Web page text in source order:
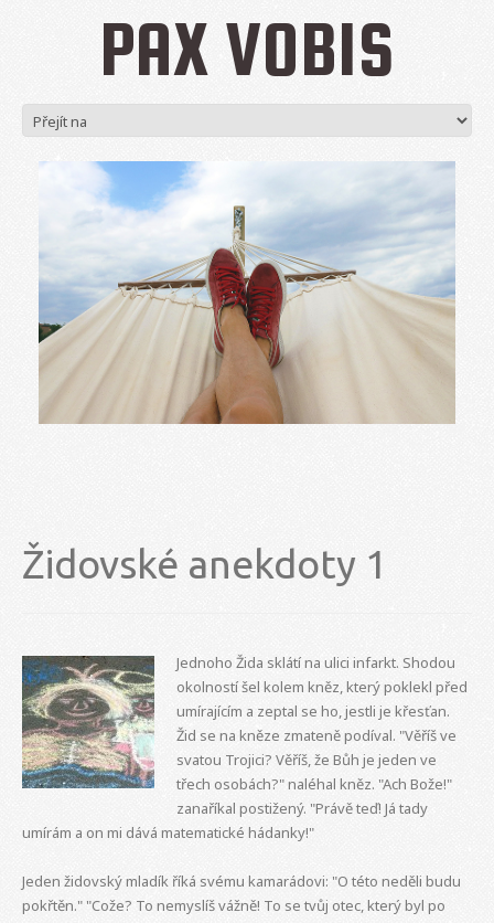
PAX VOBIS
Židovské anekdoty 1
Jednoho Žida sklátí na ulici infarkt. Shodou
okolností šel kolem kněz, který poklekl před
umírajícím a zeptal se ho, jestli je křesťan.
Žid se na kněze zmateně podíval. "Věříš ve
svatou Trojici? Věříš, že Bůh je jeden ve
třech osobách?" naléhal kněz. "Ach Bože!"
zanaříkal postižený. "Právě teď! Já tady
umírám a on mi dává matematické hádanky!"
Jeden židovský mladík říká svému kamarádovi: "O této neděli budu
pokřtěn." "Cože? To nemyslíš vážně! To se tvůj otec, který byl po